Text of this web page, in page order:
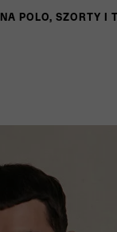
NA POLO,